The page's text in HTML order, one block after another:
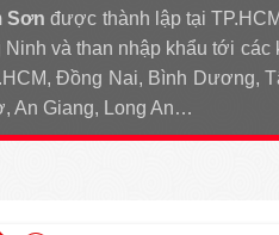
Sơnđược thành lập tại
Ninh và than nhập khẩu tới các
Đồng Nai, Bình Dương,
An Giang, Long An…